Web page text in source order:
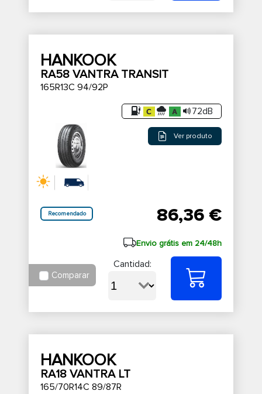
HANKOOK
RA58 VANTRA TRANSIT
165R13C 94/92P
72dB
Ver produto
Recomendado 86,36 €
Envio grátis em 24/48h
Comparar
Cantidad:
HANKOOK
RA18 VANTRA LT
165/70R14C 89/87R